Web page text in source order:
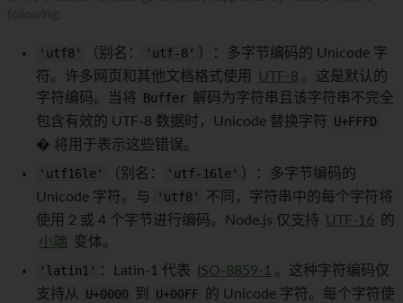
'utf8' （别名： 'utf-8' ）：多字节编码的 Unicode 字
符。许多网页和其他文档格式使用
UTF-8 。这是默认的
字符编码。当将 Buffer 解码为字符串且该字符串不完全
包含有效的 UTF-8 数据时，Unicode 替换字符 U+FFFD
� 将用于表示这些错误。
'utf16le'
（别名： 'utf-16le' ）：多字节编码的
Unicode 字符。与
'utf8'
不同，字符串中的每个字符将
使用 2 或 4 个字节进行编码。Node.js 仅支持 UTF-16
的
小端
变体。
'latin1' ：Latin-1 代表 ISO-8859-1 。这种字符编码仅
支持从 U+0000 到 U+00FF
的 Unicode 字符。每个字符使